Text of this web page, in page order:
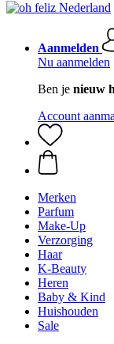
Aanmelden
Nu aanmelden
Ben je nieuw
Account
Merken
Parfum
Make-Up
Verzorging
Haar
K-Beauty
Heren
Baby & Kind
Huishouden
Sale